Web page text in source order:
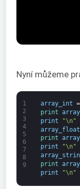
Nyní můžeme
1
2
3
4
5
6
7
8
9
array_int =
print
print
"\n"
array_float
print
print
"\n"
print
print
"\n"